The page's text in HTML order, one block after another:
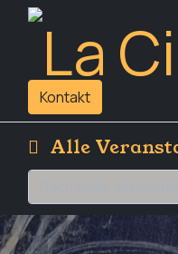
Kontakt
Alle